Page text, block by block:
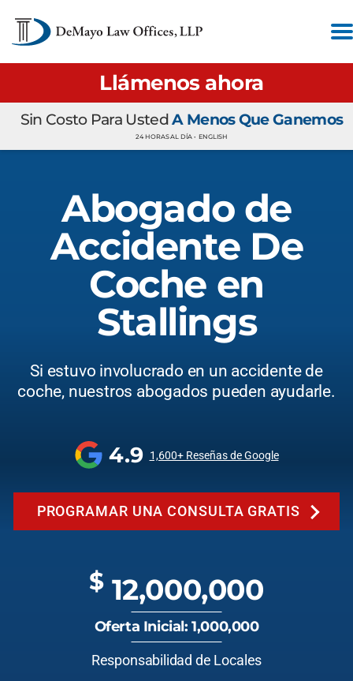
Llámenos ahora
Sin Costo Para UstedA Menos Que Ganemos
24 HORAS AL DÍA • ENGLISH
Abogado de
Accidente De
Coche en
Stallings
Si estuvo involucrado en un accidente de
coche, nuestros abogados pueden ayudarle.
4.9 1,600+ Reseñas de Google
PROGRAMAR UNA CONSULTA GRATIS
$ 12,000,000
Oferta Inicial: 1,000,000
Responsabilidad de Locales